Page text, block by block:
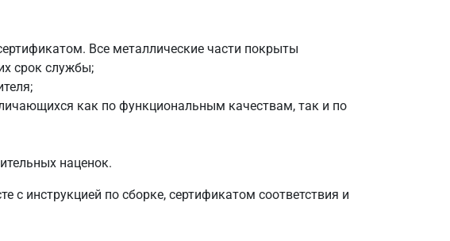
Все металлические части покрыты
срок службы;
как по функциональным качествам, так и по
наценок.
с инструкцией по сборке, сертификатом соответствия и